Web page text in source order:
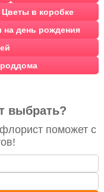
Цветы в коробке
на день рождения
выбрать?
поможет с